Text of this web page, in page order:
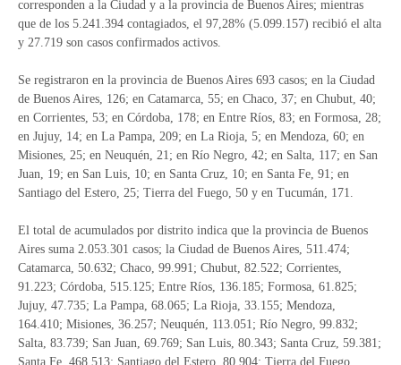
corresponden a la Ciudad y a la provincia de Buenos Aires; mientras
que de los 5.241.394 contagiados, el 97,28% (5.099.157) recibió el alta
y 27.719 son casos confirmados activos.
Se registraron en la provincia de Buenos Aires 693 casos; en la Ciudad
de Buenos Aires, 126; en Catamarca, 55; en Chaco, 37; en Chubut, 40;
en Corrientes, 53; en Córdoba, 178; en Entre Ríos, 83; en Formosa, 28;
en Jujuy, 14; en La Pampa, 209; en La Rioja, 5; en Mendoza, 60; en
Misiones, 25; en Neuquén, 21; en Río Negro, 42; en Salta, 117; en San
Juan, 19; en San Luis, 10; en Santa Cruz, 10; en Santa Fe, 91; en
Santiago del Estero, 25; Tierra del Fuego, 50 y en Tucumán, 171.
El total de acumulados por distrito indica que la provincia de Buenos
Aires suma 2.053.301 casos; la Ciudad de Buenos Aires, 511.474;
Catamarca, 50.632; Chaco, 99.991; Chubut, 82.522; Corrientes,
91.223; Córdoba, 515.125; Entre Ríos, 136.185; Formosa, 61.825;
Jujuy, 47.735; La Pampa, 68.065; La Rioja, 33.155; Mendoza,
164.410; Misiones, 36.257; Neuquén, 113.051; Río Negro, 99.832;
Salta, 83.739; San Juan, 69.769; San Luis, 80.343; Santa Cruz, 59.381;
Santa Fe, 468.513; Santiago del Estero, 80.904; Tierra del Fuego,